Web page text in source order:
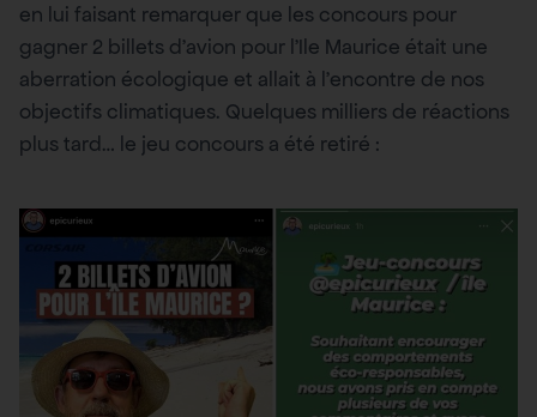
en lui faisant remarquer que les concours pour
gagner 2 billets d’avion pour l’Ile Maurice était une
aberration écologique et allait à l’encontre de nos
objectifs climatiques. Quelques milliers de réactions
plus tard… le jeu concours a été retiré :